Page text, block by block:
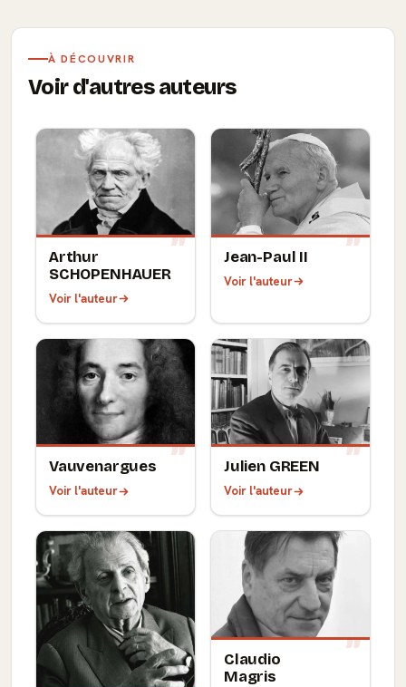
À DÉCOUVRIR
Voir d'autres auteurs
Arthur
SCHOPENHAUER
Voir l'auteur
Jean-Paul II
Voir l'auteur
Vauvenargues
Voir l'auteur
Julien GREEN
Voir l'auteur
Claudio
Magris